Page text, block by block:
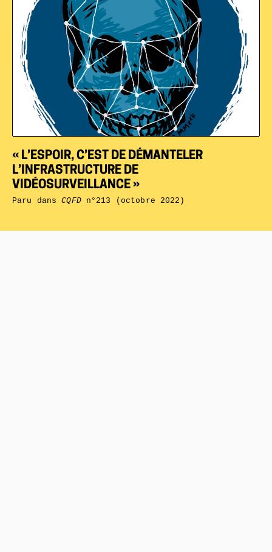
« L’ESPOIR, C’EST DE DÉMANTELER
L’INFRASTRUCTURE DE
VIDÉOSURVEILLANCE »
Paru dansCQFDn°213 (octobre 2022)